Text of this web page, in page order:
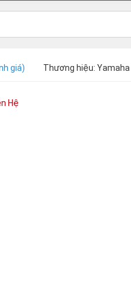
giá) Thương hiệu: Yamaha |
Hệ